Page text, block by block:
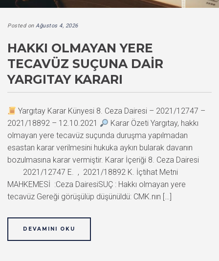
Posted on Ağustos 4, 2026
HAKKI OLMAYAN YERE
TECAVÜZ SUÇUNA DAIR
YARGITAY KARARI
Yargıtay Karar Künyesi 8. Ceza Dairesi – 2021/12747 –
2021/18892 – 12.10.2021
Karar Özeti Yargıtay, hakkı
olmayan yere tecavüz suçunda duruşma yapılmadan
esastan karar verilmesini hukuka aykırı bularak davanın
bozulmasına karar vermiştir. Karar İçeriği 8. Ceza Dairesi
2021/12747 E. , 2021/18892 K. İçtihat Metni
MAHKEMESİ :Ceza DairesiSUÇ : Hakkı olmayan yere
tecavüz Gereği görüşülüp düşünüldü: CMK.nın […]
DEVAMINI OKU